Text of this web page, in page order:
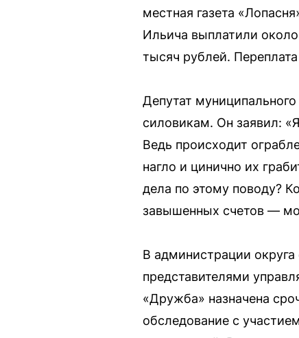
местная газета
Ильича выплатили
тысяч рублей.
Депутат
силовикам. Он заявил:
Ведь происходит
нагло и цинично их
дела по этому поводу?
завышенных счетов —
В администрации
представителями
«Дружба» назначена
обследование с